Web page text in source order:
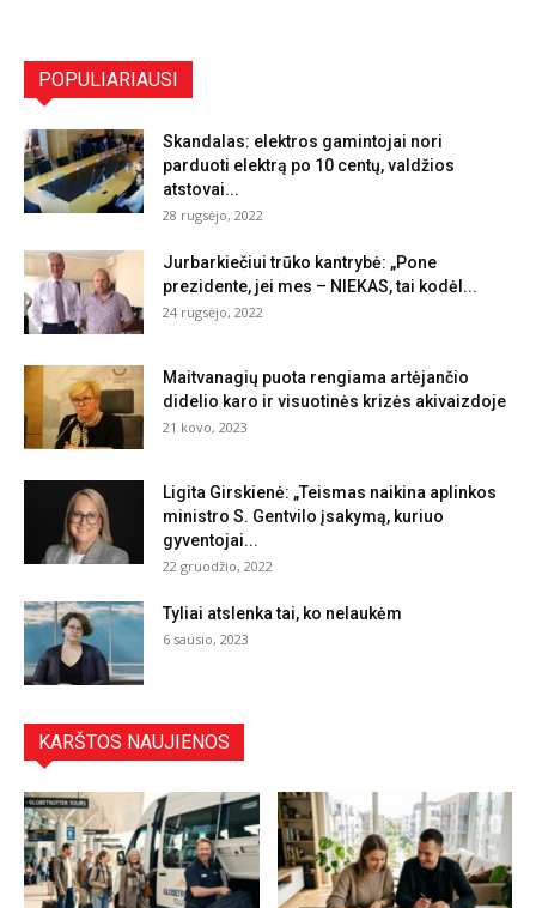
POPULIARIAUSI
Skandalas: elektros gamintojai nori
parduoti elektrą po 10 centų, valdžios
atstovai...
28 rugsėjo, 2022
Jurbarkiečiui trūko kantrybė: „Pone
prezidente, jei mes – NIEKAS, tai kodėl...
24 rugsėjo, 2022
Maitvanagių puota rengiama artėjančio
didelio karo ir visuotinės krizės akivaizdoje
21 kovo, 2023
Ligita Girskienė: „Teismas naikina aplinkos
ministro S. Gentvilo įsakymą, kuriuo
gyventojai...
22 gruodžio, 2022
Tyliai atslenka tai, ko nelaukėm
6 sausio, 2023
KARŠTOS NAUJIENOS